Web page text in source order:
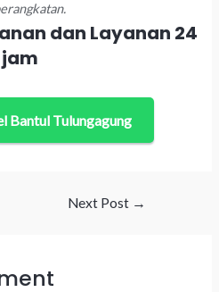
dan Layanan 24
jam
Bantul Tulungagung
Next Post →